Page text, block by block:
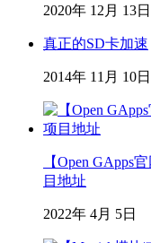
2020年 12月 13日
真正的SD卡加速
2014年 11月 10日
【Open GApps
目地址
2022年 4月 5日